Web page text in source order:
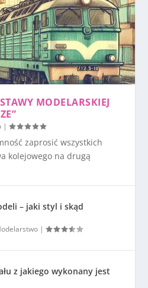
MODELARSKIEJ
|
zaprosić wszystkich
kolejowego na drugą
– jaki styl i skąd
|
z jakiego wykonany jest